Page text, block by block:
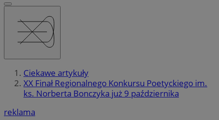
Ciekawe artykuły
XX Finał Regionalnego Konkursu Poetyckiego im.
ks. Norberta Bonczyka już 9 października
reklama